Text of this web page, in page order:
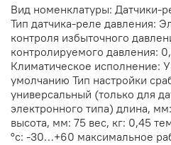
Вид номенклатуры: Датчики-
Тип датчика-реле давления:
контроля избыточного
контролируемого давления:
Климатическое исполнение:
умолчанию Тип настройки
универсальный (только для
электронного типа) длина,
высота, мм: 75 вес, кг: 0,45
°с: -30…+60 максимальное